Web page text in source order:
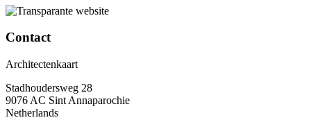
Contact
Architectenkaart
Stadhoudersweg 28
9076 AC Sint Annaparochie
Netherlands